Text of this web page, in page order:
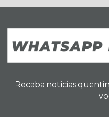
Receba notícias